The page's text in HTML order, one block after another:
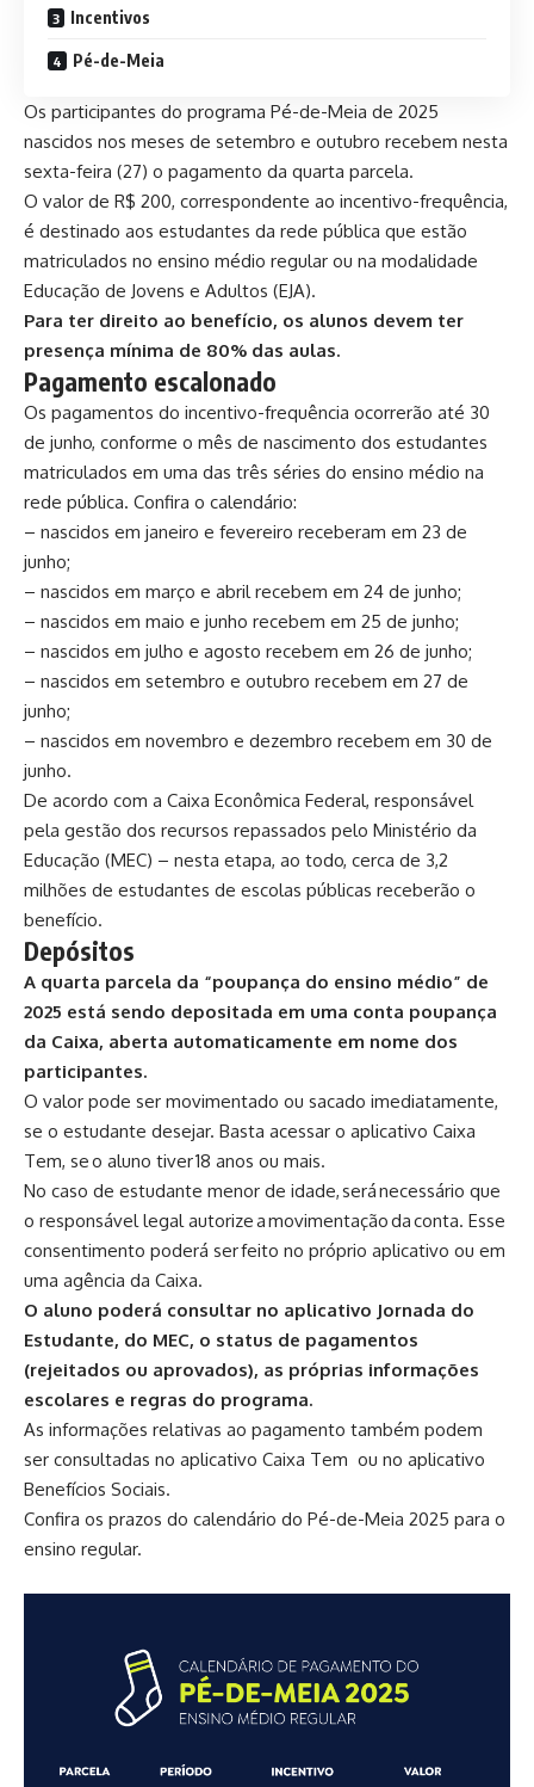
Incentivos
Pé-de-Meia
Os participantes do programa Pé-de-Meia de 2025
nascidos nos meses de setembro e outubro recebem nesta
sexta-feira (27) o pagamento da quarta parcela.
O valor de R$ 200, correspondente ao incentivo-frequência,
é destinado aos estudantes da rede pública que estão
matriculados no ensino médio regular ou na modalidade
Educação de Jovens e Adultos (EJA).
Para ter direito ao benefício, os alunos devem ter
presença mínima de 80% das aulas.
Pagamento escalonado
Os pagamentos do incentivo-frequência ocorrerão até 30
de junho, conforme o mês de nascimento dos estudantes
matriculados em uma das três séries do ensino médio na
rede pública. Confira o calendário:
– nascidos em janeiro e fevereiro receberam em 23 de
junho;
– nascidos em março e abril recebem em 24 de junho;
– nascidos em maio e junho recebem em 25 de junho;
– nascidos em julho e agosto recebem em 26 de junho;
– nascidos em setembro e outubro recebem em 27 de
junho;
– nascidos em novembro e dezembro recebem em 30 de
junho.
De acordo com a Caixa Econômica Federal, responsável
pela gestão dos recursos repassados pelo Ministério da
Educação (MEC) – nesta etapa, ao todo, cerca de 3,2
milhões de estudantes de escolas públicas receberão o
benefício.
Depósitos
A quarta parcela da “poupança do ensino médio” de
2025 está sendo depositada em uma conta poupança
da Caixa, aberta automaticamente em nome dos
participantes.
O valor pode ser movimentado ou sacado imediatamente,
se o estudante desejar. Basta acessar o aplicativo Caixa
Tem, se o aluno tiver 18 anos ou mais.
No caso de estudante menor de idade, será necessário que
o responsável legal autorize a movimentação da conta. Esse
consentimento poderá ser feito no próprio aplicativo ou em
uma agência da Caixa.
O aluno poderá consultar no aplicativo Jornada do
Estudante, do MEC, o status de pagamentos
(rejeitados ou aprovados), as próprias informações
escolares e regras do programa.
As informações relativas ao pagamento também podem
ser consultadas no aplicativo Caixa Tem ou no aplicativo
Benefícios Sociais.
Confira os prazos do calendário do Pé-de-Meia 2025 para o
ensino regular.